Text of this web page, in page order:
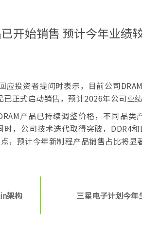
开始销售 预计今年业绩
投资者提问时表示，目前公司
正式启动销售，预计2026年公司业
产品已持续调整价格，不同品类
，公司技术迭代取得突破，DDR4
预计今年新制程产品销售占比将显
架构
三星电子计划今